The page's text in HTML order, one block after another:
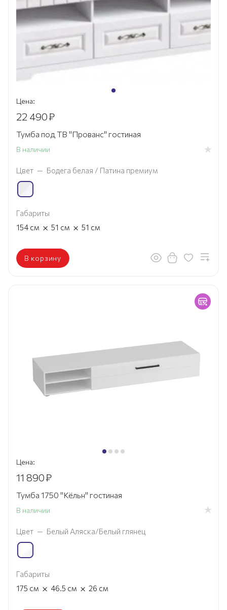
Цена:
22 490₽
Тумба под ТВ "Прованс" гостиная
В наличии
Цвет — Бодега белая / Патина премиум
Габариты
154 см × 51 см × 51 см
В корзину
Цена:
11 890₽
Тумба 1750 "Кёльн" гостиная
В наличии
Цвет — Белый Аляска/Белый глянец
Габариты
175 см × 46.5 см × 26 см